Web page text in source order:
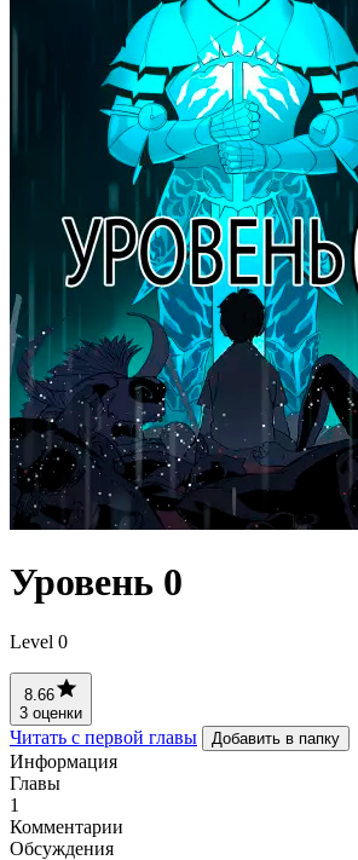
Уровень 0
Level 0
8.66
3 оценки
Читать с первой главы Добавить в папку
Информация
Главы
1
Комментарии
Обсуждения